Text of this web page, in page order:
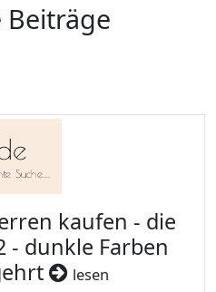
Beiträge
kaufen - die
- dunkle Farben
lesen